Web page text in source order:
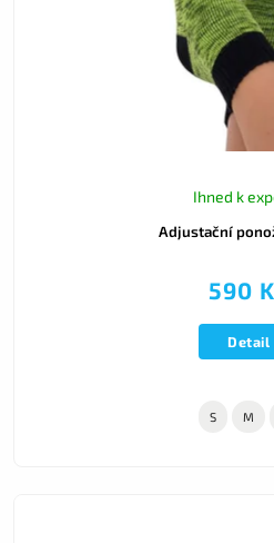
Adjustační
Ihned k
590
Detail
S M